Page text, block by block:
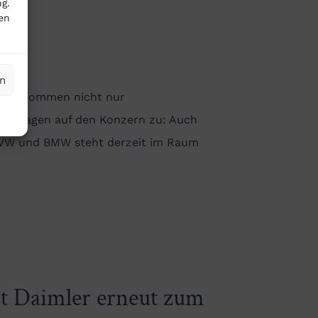
kommen nicht nur
auf den Konzern zu: Auch
und BMW steht derzeit im Raum
Daimler erneut zum